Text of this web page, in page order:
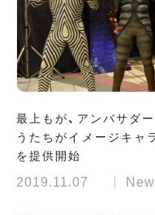
最上もが、アンバサダ
うたちがイメージキャ
を提供開始
2019.11.07